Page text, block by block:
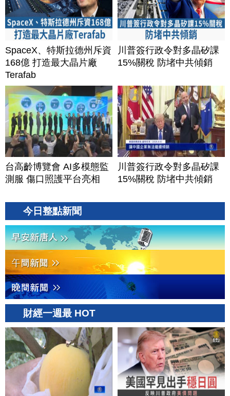
SpaceX、特斯拉德州斥資
168億 打造最大晶片廠
Terafab
川普簽行政令對多晶矽課
15%關稅 防堵中共傾銷
台高齡博覽會 AI多模態監
測服 傷口照護平台亮相
川普簽行政令對多晶矽課
15%關稅 防堵中共傾銷
今日整點新聞
財經一週最 HOT